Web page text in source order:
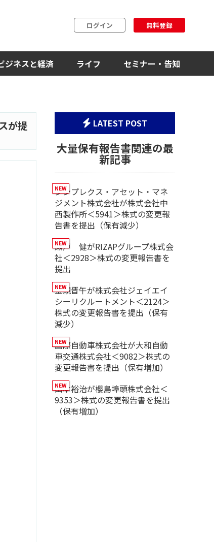
ログイン 無料登録
ジネスと経済 ライフ セミナー・告知
が提 LATEST POST
大量保有報告書関連の最
新記事
シンプレクス・アセット・マネ
ジメント株式会社が株式会社中
西製作所＜5941＞株式の変更報
告書を提出（保有減少）
瀬戸 健がRIZAPグループ株式会
社＜2928＞株式の変更報告書を
提出
金親晋午が株式会社ジェイエイ
シーリクルートメント＜2124＞
株式の変更報告書を提出（保有
減少）
国際自動車株式会社が大和自動
車交通株式会社＜9082＞株式の
変更報告書を提出（保有増加）
山本裕治が櫻島埠頭株式会社＜
9353＞株式の変更報告書を提出
（保有増加）